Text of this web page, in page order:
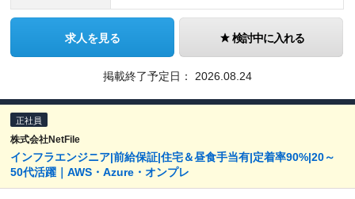
求人を見る 検討中に入れる
掲載終了予定日： 2026.08.24
正社員
株式会社NetFile
インフラエンジニア|前給保証|住宅＆昼食手当有|定着率90%|20～
50代活躍｜AWS・Azure・オンプレ